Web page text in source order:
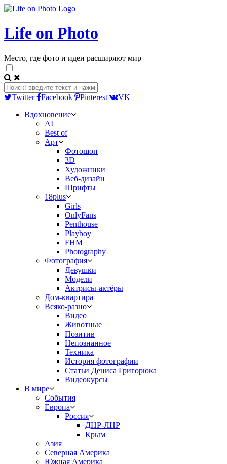
Life on Photo
Место, где фото и идеи расширяют мир
Twitter Facebook Pinterest
VK
Вдохновение
AI
Best of
Арт
Фотошоп
3D
Художники
Веб-дизайн
Шрифты
18plus
Girls
OnlyFans
Penthouse
Playboy
FHM
Photography
Фотография
Девушки
Модели
Актрисы-актёры
Дом-квартира
Всяко-разно
Видео
Животные
Позитив
Непознанное
Техника
История фотографии
Статьи Дениса Григорюка
Видеокурсы
В мире
События
Европа
Россия
ДНР-ЛНР
Крым
Азия
Северная Америка
Южная Америка